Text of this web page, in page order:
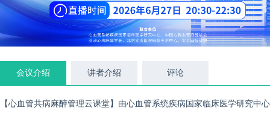
会议介绍 讲者介绍 评论
【心血管共病麻醉管理云课堂】由心血管系统疾病国家临床医学研究